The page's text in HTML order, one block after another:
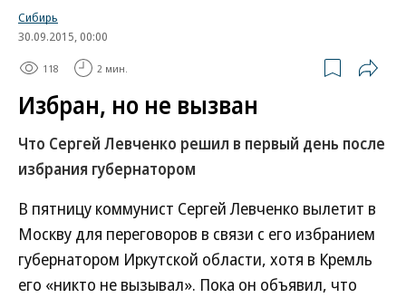
Сибирь
30.09.2015, 00:00
118 2 мин.
Избран, но не вызван
Что Сергей Левченко решил в первый день после
избрания губернатором
В пятницу коммунист Сергей Левченко вылетит в
Москву для переговоров в связи с его избранием
губернатором Иркутской области, хотя в Кремль
его «никто не вызывал». Пока он объявил, что